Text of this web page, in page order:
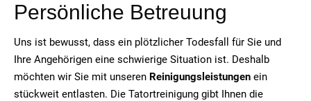
Persönliche Betreuung
Uns ist bewusst, dass ein plötzlicher Todesfall für Sie und
Ihre Angehörigen eine schwierige Situation ist. Deshalb
möchten wir Sie mit unseren Reinigungsleistungen ein
stückweit entlasten. Die Tatortreinigung gibt Ihnen die